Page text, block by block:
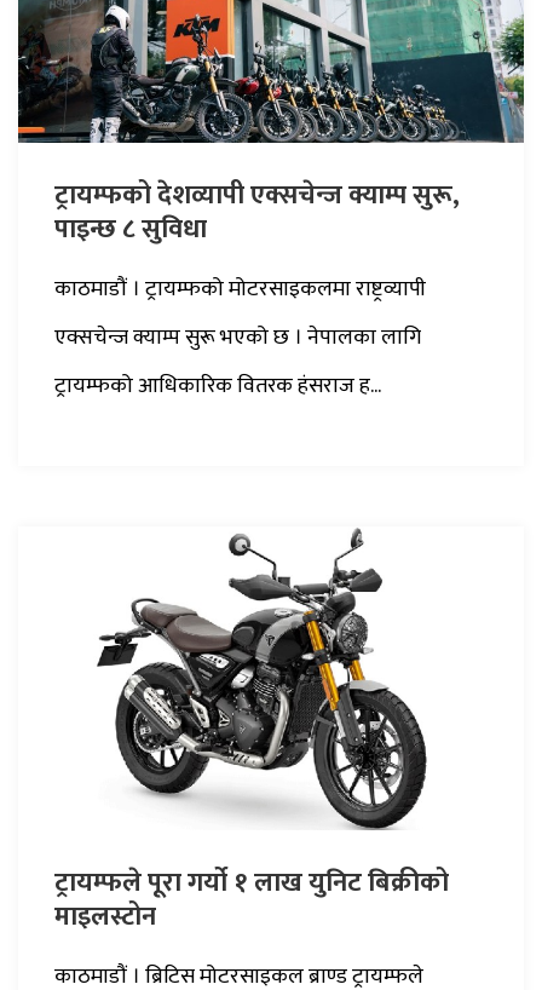
ट्रायम्फको देशव्यापी एक्सचेन्ज क्याम्प सुरू,
पाइन्छ ८ सुविधा
काठमाडौं । ट्रायम्फको मोटरसाइकलमा राष्ट्रव्यापी
एक्सचेन्ज क्याम्प सुरू भएको छ । नेपालका लागि
ट्रायम्फको आधिकारिक वितरक हंसराज ह...
ट्रायम्फले पूरा गर्यो १ लाख युनिट बिक्रीको
माइलस्टोन
काठमाडौं । ब्रिटिस मोटरसाइकल ब्राण्ड ट्रायम्फले